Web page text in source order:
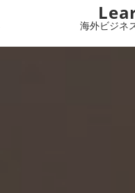
海外ビジネ